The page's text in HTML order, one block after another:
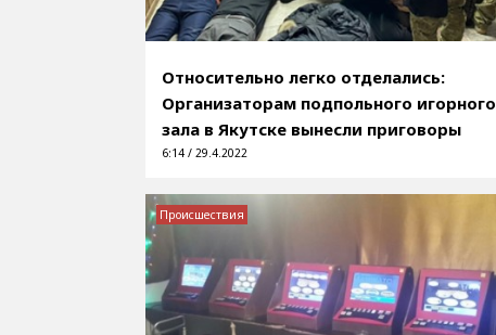
Относительно легко отделались:
Организаторам подпольного игорного
зала в Якутске вынесли приговоры
6:14 / 29.4.2022
Происшествия